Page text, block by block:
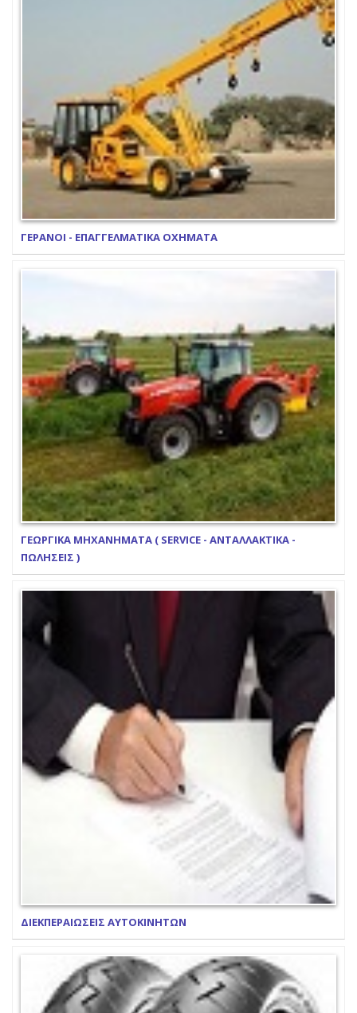
ΓΕΡΑΝΟΙ - ΕΠΑΓΓΕΛΜΑΤΙΚΑ ΟΧΗΜΑΤΑ
ΓΕΩΡΓΙΚΑ ΜΗΧΑΝΗΜΑΤΑ ( SERVICE - ΑΝΤΑΛΛΑΚΤΙΚΑ -
ΠΩΛΗΣΕΙΣ )
ΔΙΕΚΠΕΡΑΙΩΣΕΙΣ ΑΥΤΟΚΙΝΗΤΩΝ